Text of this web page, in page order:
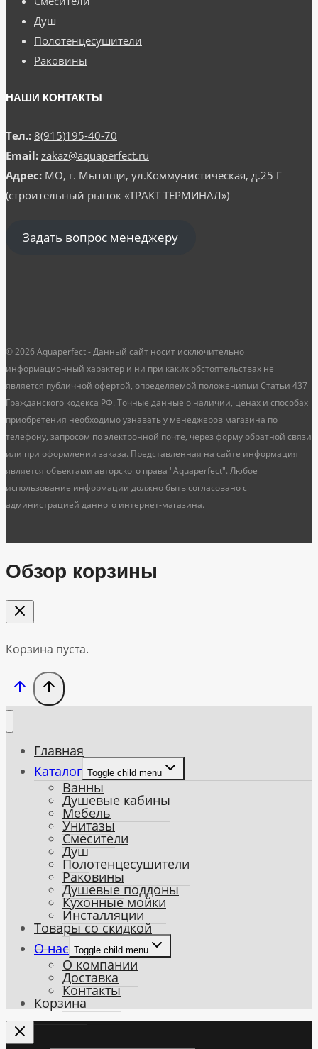
Душ
Полотенцесушители
Раковины
НАШИ КОНТАКТЫ
Тел.: 8(915)195-40-70
Email: zakaz@aquaperfect.ru
Адрес: МО, г. Мытищи, ул.Коммунистическая, д.25 Г
(строительный рынок «ТРАКТ ТЕРМИНАЛ»)
Задать вопрос менеджеру
© 2026 Aquaperfect - Данный сайт носит исключительно
информационный характер и ни при каких обстоятельствах не
является публичной офертой, определяемой положениями Статьи 437
Гражданского кодекса РФ. Точные данные о наличии, ценах и способах
приобретения необходимо узнавать у менеджеров магазина по
телефону, запросом по электронной почте, через форму обратной связи
или при оформлении заказа. Представленная на сайте информация
является объектами авторского права "Aquaperfect". Любое
использование информации должно быть согласовано с
администрацией данного интернет-магазина.
Обзор корзины
Корзина пуста.
Главная
Каталог Toggle child menu
Ванны
Душевые кабины
Мебель
Унитазы
Смесители
Душ
Полотенцесушители
Раковины
Душевые поддоны
Кухонные мойки
Инсталляции
Товары со скидкой
О нас Toggle child menu
О компании
Доставка
Контакты
Корзина